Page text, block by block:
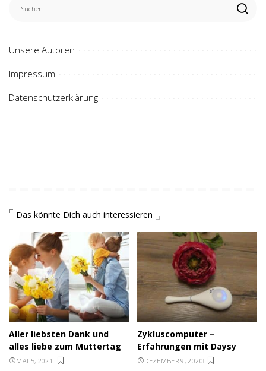
Unsere Autoren
Impressum
Datenschutzerklärung
Das könnte Dich auch interessieren
Aller liebsten Dank und
alles liebe zum Muttertag
MAI 5, 2021
Zykluscomputer –
Erfahrungen mit Daysy
DEZEMBER 9, 2020